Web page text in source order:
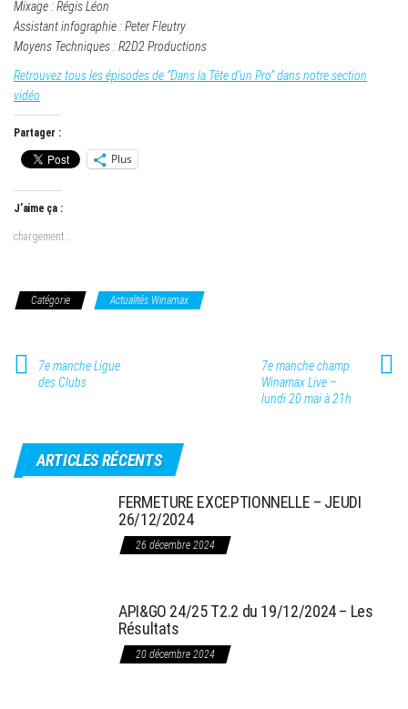
Mixage : Régis Léon
Assistant infographie : Peter Fleutry
Moyens Techniques : R2D2 Productions
Retrouvez tous les épisodes de “Dans la Tête d’un Pro” dans notre section
vidéo
Partager :
Plus
J’aime ça :
chargement…
Catégorie Actualités Winamax
7e manche Ligue
des Clubs
7e manche champ.
Winamax Live –
lundi 20 mai à 21h
ARTICLES RÉCENTS
FERMETURE EXCEPTIONNELLE – JEUDI
26/12/2024
26 décembre 2024
API&GO 24/25 T2.2 du 19/12/2024 – Les
Résultats
20 décembre 2024